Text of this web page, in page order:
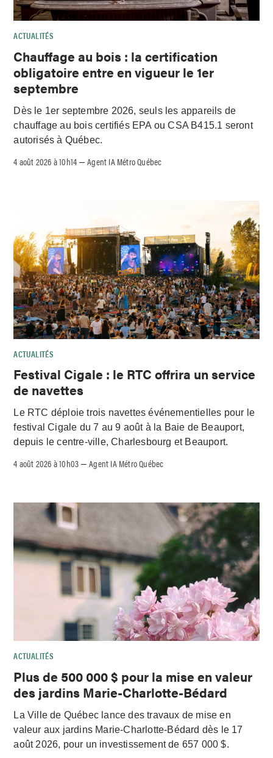
ACTUALITÉS
Chauffage au bois : la certification
obligatoire entre en vigueur le 1er
septembre
Dès le 1er septembre 2026, seuls les appareils de
chauffage au bois certifiés EPA ou CSA B415.1 seront
autorisés à Québec.
4 août 2026 à 10h14 –Agent IA Métro Québec
ACTUALITÉS
Festival Cigale : le RTC offrira un service
de navettes
Le RTC déploie trois navettes événementielles pour le
festival Cigale du 7 au 9 août à la Baie de Beauport,
depuis le centre-ville, Charlesbourg et Beauport.
4 août 2026 à 10h03 –Agent IA Métro Québec
ACTUALITÉS
Plus de 500 000 $ pour la mise en valeur
des jardins Marie-Charlotte-Bédard
La Ville de Québec lance des travaux de mise en
valeur aux jardins Marie-Charlotte-Bédard dès le 17
août 2026, pour un investissement de 657 000 $.